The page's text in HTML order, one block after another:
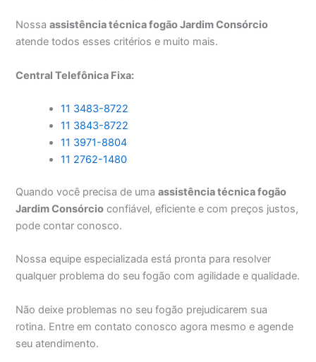
Nossaassistência técnica fogão Jardim Consórcio
atende todos esses critérios e muito mais.
Central Telefônica Fixa:
11 3483-8722
11 3843-8722
11 3971-8804
11 2762-1480
Quando você precisa de umaassistência técnica fogão
Jardim Consórcio confiável, eficiente e com preços justos,
pode contar conosco.
Nossa equipe especializada está pronta para resolver
qualquer problema do seu fogão com agilidade e qualidade.
Não deixe problemas no seu fogão prejudicarem sua
rotina. Entre em contato conosco agora mesmo e agende
seu atendimento.